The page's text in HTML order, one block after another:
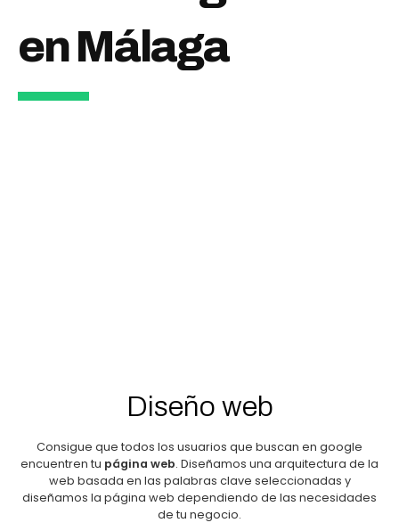
en Málaga
Diseño web
Consigue que todos los usuarios que buscan en google
encuentren tu página web. Diseñamos una arquitectura de la
web basada en las palabras clave seleccionadas y
diseñamos la página web dependiendo de las necesidades
de tu negocio.